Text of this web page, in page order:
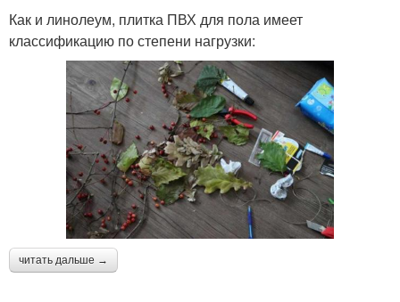
Как и линолеум, плитка ПВХ для пола имеет
классификацию по степени нагрузки:
читать дальше →